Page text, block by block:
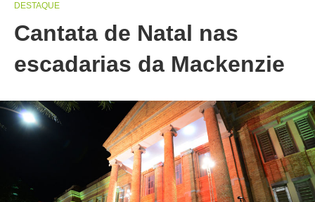
DESTAQUE
Cantata de Natal nas
escadarias da Mackenzie